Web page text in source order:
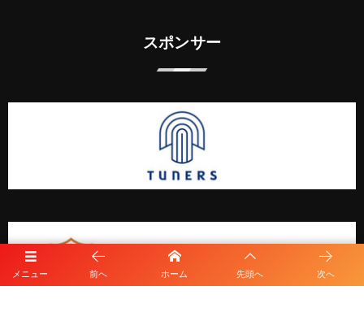
メニュー 前へ ホーム 先頭へ 次へ
スポンサー